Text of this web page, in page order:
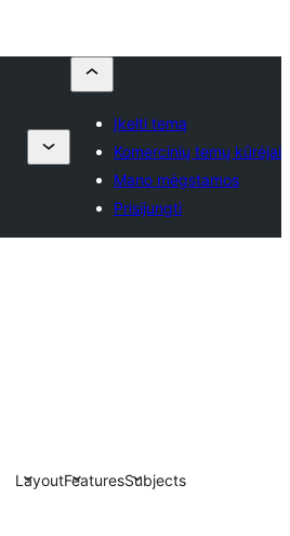
Įkelti temą
Komercinių temų kūrėjai
Mano mėgstamos
Prisijungti
LayoutFeaturesSubjects